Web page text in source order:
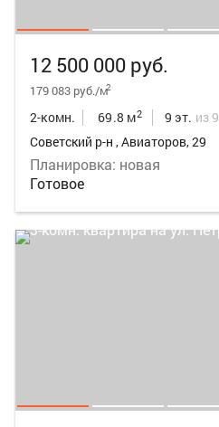
12 500 000 руб.
179 083 руб./м2
2-комн. 69.8 м2 9 эт. из 9
Советский р-н , Авиаторов, 29
Планировка: новая
Готовое